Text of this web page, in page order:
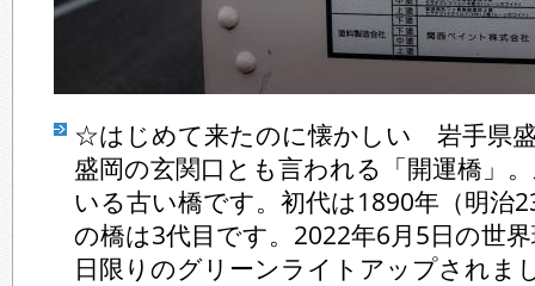
☆はじめて来たのに懐かしい 岩手県
盛岡の玄関口とも言われる「開運橋」
いる古い橋です。初代は1890年（明治
の橋は3代目です。2022年6月5日の世
日限りのグリーンライトアップされま